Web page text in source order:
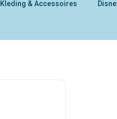
Kleding & Accessoires